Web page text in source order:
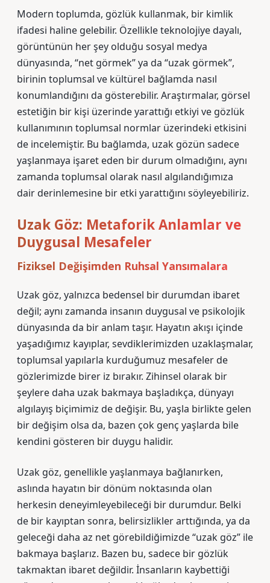
Modern toplumda, gözlük kullanmak, bir kimlik
ifadesi haline gelebilir. Özellikle teknolojiye dayalı,
görüntünün her şey olduğu sosyal medya
dünyasında, “net görmek” ya da “uzak görmek”,
birinin toplumsal ve kültürel bağlamda nasıl
konumlandığını da gösterebilir. Araştırmalar, görsel
estetiğin bir kişi üzerinde yarattığı etkiyi ve gözlük
kullanımının toplumsal normlar üzerindeki etkisini
de incelemiştir. Bu bağlamda, uzak gözün sadece
yaşlanmaya işaret eden bir durum olmadığını, aynı
zamanda toplumsal olarak nasıl algılandığımıza
dair derinlemesine bir etki yarattığını söyleyebiliriz.
Uzak Göz: Metaforik Anlamlar ve
Duygusal Mesafeler
Fiziksel Değişimden Ruhsal Yansımalara
Uzak göz, yalnızca bedensel bir durumdan ibaret
değil; aynı zamanda insanın duygusal ve psikolojik
dünyasında da bir anlam taşır. Hayatın akışı içinde
yaşadığımız kayıplar, sevdiklerimizden uzaklaşmalar,
toplumsal yapılarla kurduğumuz mesafeler de
gözlerimizde birer iz bırakır. Zihinsel olarak bir
şeylere daha uzak bakmaya başladıkça, dünyayı
algılayış biçimimiz de değişir. Bu, yaşla birlikte gelen
bir değişim olsa da, bazen çok genç yaşlarda bile
kendini gösteren bir duygu halidir.
Uzak göz, genellikle yaşlanmaya bağlanırken,
aslında hayatın bir dönüm noktasında olan
herkesin deneyimleyebileceği bir durumdur. Belki
de bir kayıptan sonra, belirsizlikler arttığında, ya da
geleceği daha az net görebildiğimizde “uzak göz” ile
bakmaya başlarız. Bazen bu, sadece bir gözlük
takmaktan ibaret değildir. İnsanların kaybettiği